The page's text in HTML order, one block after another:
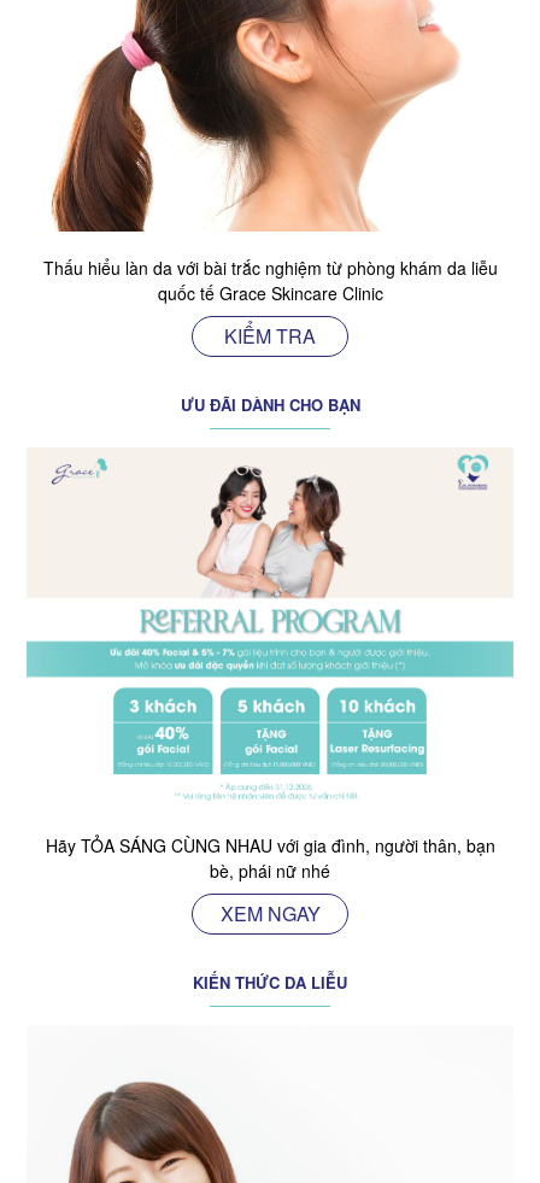
Thấu hiểu làn da với bài trắc nghiệm từ phòng khám da liễu
quốc tế Grace Skincare Clinic
KIỂM TRA
ƯU ĐÃI DÀNH CHO BẠN
Hãy TỎA SÁNG CÙNG NHAU với gia đình, người thân, bạn
bè, phái nữ nhé
XEM NGAY
KIẾN THỨC DA LIỄU